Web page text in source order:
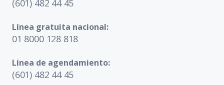
(601) 482 44 45
Línea gratuita nacional:
01 8000 128 818
Línea de agendamiento:
(601) 482 44 45